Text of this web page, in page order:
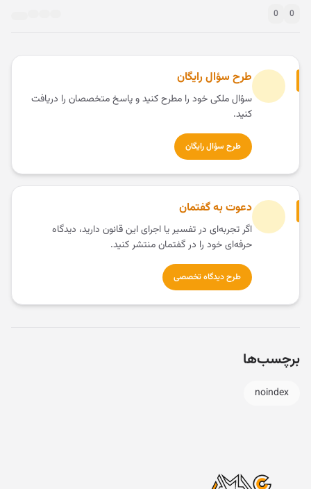
0
0
طرح سؤال رایگان
سؤال ملکی خود را مطرح کنید و پاسخ متخصصان را دریافت
کنید.
طرح سؤال رایگان
دعوت به گفتمان
اگر تجربه‌ای در تفسیر یا اجرای این قانون دارید، دیدگاه
حرفه‌ای خود را در گفتمان منتشر کنید.
طرح دیدگاه تخصصی
برچسب‌ها
noindex